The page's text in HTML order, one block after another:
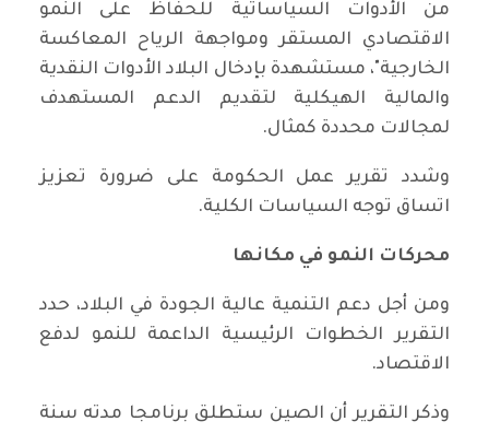
من الأدوات السياساتية للحفاظ على النمو
الاقتصادي المستقر ومواجهة الرياح المعاكسة
الخارجية"، مستشهدة بإدخال البلاد الأدوات النقدية
والمالية الهيكلية لتقديم الدعم المستهدف
لمجالات محددة كمثال.
وشدد تقرير عمل الحكومة على ضرورة تعزيز
اتساق توجه السياسات الكلية.
محركات النمو في مكانها
ومن أجل دعم التنمية عالية الجودة في البلاد، حدد
التقرير الخطوات الرئيسية الداعمة للنمو لدفع
الاقتصاد.
وذكر التقرير أن الصين ستطلق برنامجا مدته سنة